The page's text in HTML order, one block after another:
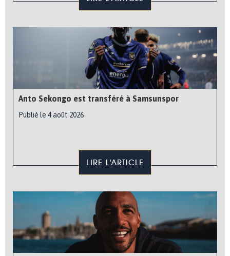
Anto Sekongo est transféré à Samsunspor
Publié le 4 août 2026
LIRE L'ARTICLE